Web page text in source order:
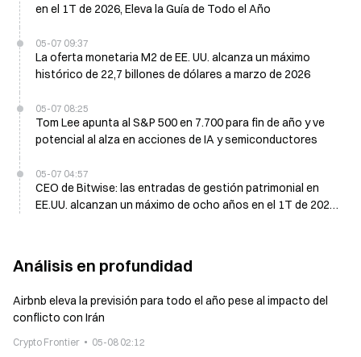
en el 1T de 2026, Eleva la Guía de Todo el Año
05-07 09:37
La oferta monetaria M2 de EE. UU. alcanza un máximo
histórico de 22,7 billones de dólares a marzo de 2026
05-07 08:25
Tom Lee apunta al S&P 500 en 7.700 para fin de año y ve
potencial al alza en acciones de IA y semiconductores
05-07 04:57
CEO de Bitwise: las entradas de gestión patrimonial en
EE.UU. alcanzan un máximo de ocho años en el 1T de 2026
Análisis en profundidad
Airbnb eleva la previsión para todo el año pese al impacto del
conflicto con Irán
Crypto Frontier 05-08 02:12